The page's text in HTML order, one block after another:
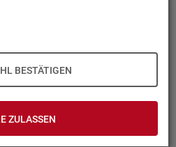
BESTÄTIGEN
ZULASSEN
in Deutsch­land
be­trach­tet: Wie ist die De­fi­ni­tio­
in Deutsch­